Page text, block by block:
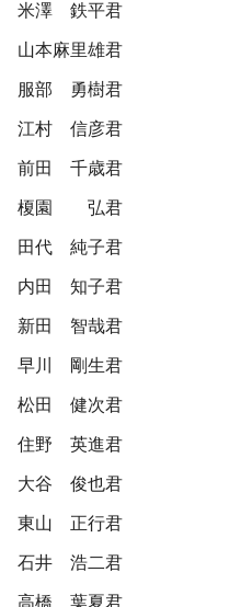
米澤 鉄平君
山本麻里雄君
服部 勇樹君
江村 信彦君
前田 千歳君
榎園 弘君
田代 純子君
内田 知子君
新田 智哉君
早川 剛生君
松田 健次君
住野 英進君
大谷 俊也君
東山 正行君
石井 浩二君
高橋 葉夏君